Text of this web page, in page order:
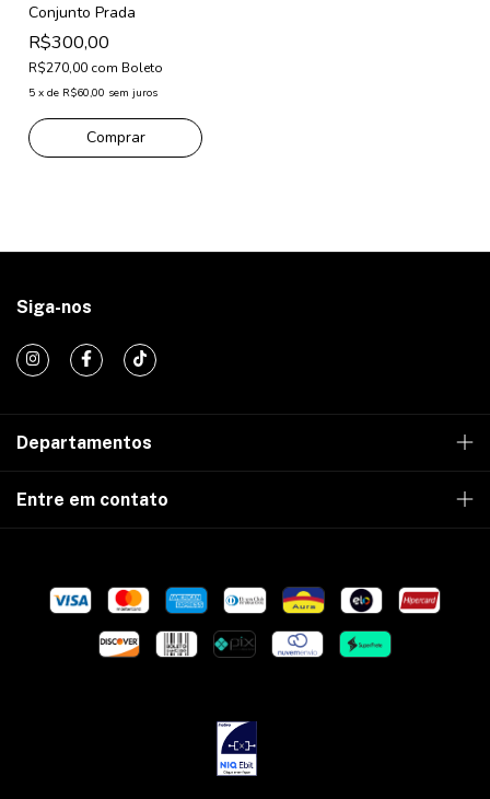
Conjunto Prada
R$300,00
R$270,00 com Boleto
5 x de R$60,00 sem juros
Comprar
Siga-nos
Departamentos
Entre em contato